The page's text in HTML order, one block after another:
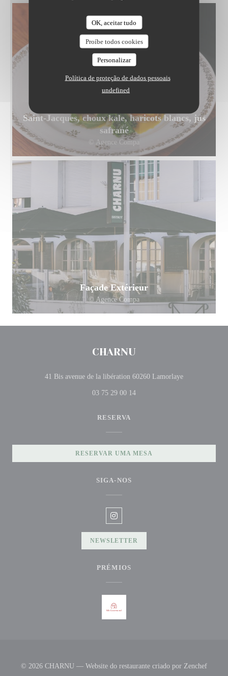
OK, aceitar tudo
Proíbe todos cookies
Personalizar
Política de proteção de dados pessoais
undefined
Saint-Jacques, choux kale, haricots blancs, jus
safrané
© Agence Compa
Façade Extérieur
© Agence Compa
CHARNU
41 Bis avenue de la libération 60260 Lamorlaye((abre numa
03 75 29 00 14
RESERVA
RESERVAR UMA MESA
SIGA-NOS
Instagram ((abre numa nova
NEWSLETTER
PRÉMIOS
© 2026 CHARNU — Website do restaurante criado por Zenchef((abre